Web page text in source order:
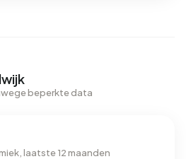
beperkte data
laatste 12 maanden